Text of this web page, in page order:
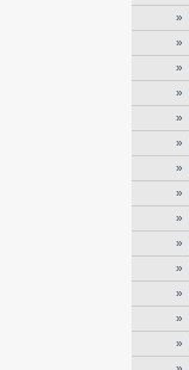
»
»
»
»
»
»
»
»
»
»
»
»
»
»